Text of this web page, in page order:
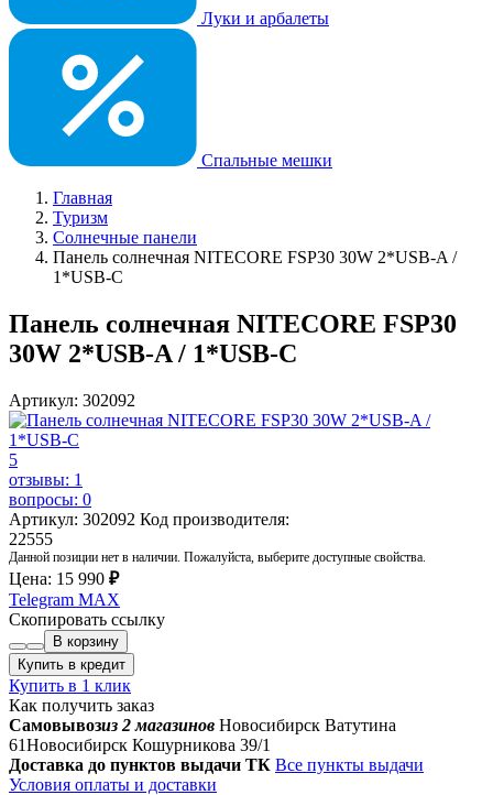
Луки и арбалеты
Спальные мешки
Главная
Туризм
Солнечные панели
Панель солнечная NITECORE FSP30 30W 2*USB-A /
1*USB-C
Панель солнечная NITECORE FSP30
30W 2*USB-A / 1*USB-C
Артикул: 302092
5
отзывы: 1
вопросы: 0
Артикул: 302092 Код производителя:
22555
Данной позиции нет в наличии. Пожалуйста, выберите доступные свойства.
Цена: 15 990 ₽
Telegram MAX
Скопировать ссылку
В корзину
Купить в кредит
Купить в 1 клик
Как получить заказ
Самовывозиз 2 магазинов Новосибирск Ватутина
61Новосибирск Кошурникова 39/1
Доставка до пунктов выдачи ТК Все пункты выдачи
Условия оплаты и доставки